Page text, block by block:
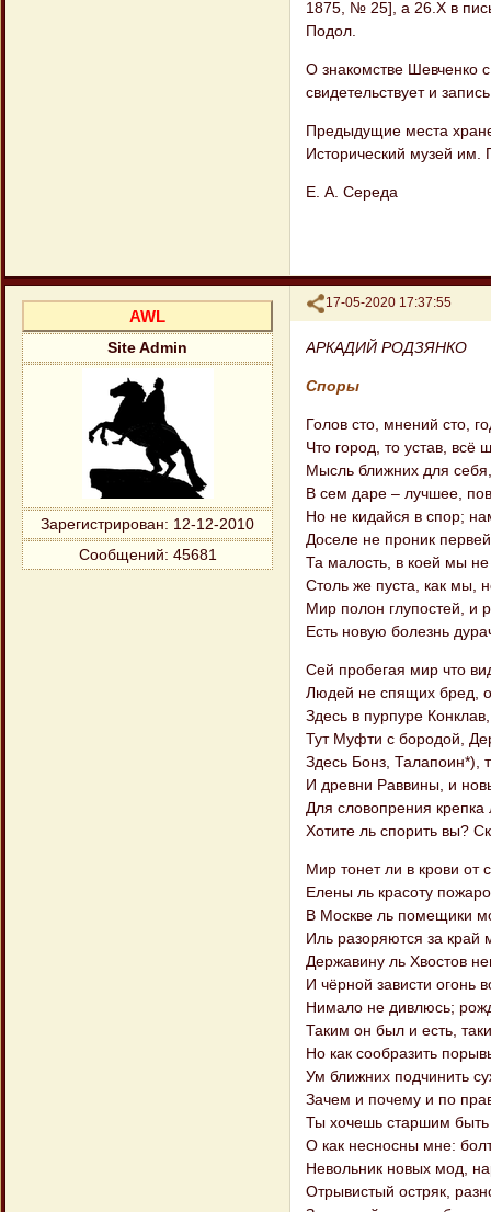
1875, № 25], а 26.Х в
Подол.
О знакомстве Шевченко
свидетельствует и
Предыдущие места
Исторический музей им.
Е. А. Середа
Поделиться
17-05-2020 17:37:55
AWL
Site Admin
Зарегистрирован: 12-12-2010
Сообщений: 45681
АРКАДИЙ РОДЗЯНКО
Споры
Голов сто, мнений сто,
Что город, то устав, всё
Мысль ближних для
В сем даре – лучшее,
Но не кидайся в спор;
Доселе не проник
Та малость, в коей мы
Столь же пуста, как мы,
Мир полон глупостей, и
Есть новую болезнь
Сей пробегая мир что
Людей не спящих бред,
Здесь в пурпуре
Тут Муфти с бородой,
Здесь Бонз, Талапоин*),
И древни Раввины, и
Для словопрения крепка
Хотите ль спорить вы?
Мир тонет ли в крови от
Елены ль красоту
В Москве ль помещики
Иль разоряются за край
Державину ль Хвостов
И чёрной зависти огонь
Нимало не дивлюсь;
Таким он был и есть,
Но как сообразить
Ум ближних подчинить
Зачем и почему и по
Ты хочешь старшим
О как несносны мне:
Невольник новых мод,
Отрывистый остряк,